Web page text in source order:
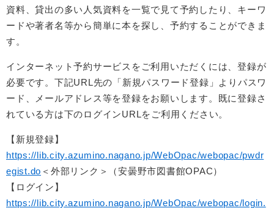
資料、貸出の多い人気資料を一覧で見て予約したり、キーワ
ードや著者名等から簡単に本を探し、予約することができま
す。
インターネット予約サービスをご利用いただくには、登録が
必要です。下記URL先の「新規パスワード登録」よりパスワ
ード、メールアドレス等を登録をお願いします。既に登録さ
れている方は下のログインURLをご利用ください。
【新規登録】
https://lib.city.azumino.nagano.jp/WebOpac/webopac/pwdr
egist.do ＜外部リンク＞
（安曇野市図書館OPAC）
【ログイン】
https://lib.city.azumino.nagano.jp/WebOpac/webopac/login.